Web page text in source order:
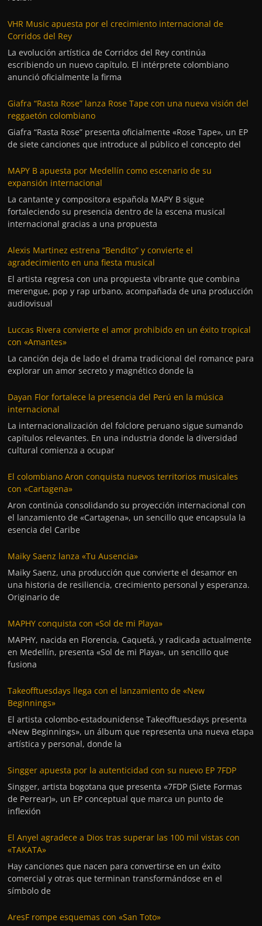
VHR Music apuesta por el crecimiento internacional de
Corridos del Rey
La evolución artística de Corridos del Rey continúa
escribiendo un nuevo capítulo. El intérprete colombiano
anunció oficialmente la firma
Giafra “Rasta Rose” lanza Rose Tape con una nueva visión del
reggaetón colombiano
Giafra “Rasta Rose” presenta oficialmente «Rose Tape», un EP
de siete canciones que introduce al público el concepto del
MAPY B apuesta por Medellín como escenario de su
expansión internacional
La cantante y compositora española MAPY B sigue
fortaleciendo su presencia dentro de la escena musical
internacional gracias a una propuesta
Alexis Martinez estrena “Bendito” y convierte el
agradecimiento en una fiesta musical
El artista regresa con una propuesta vibrante que combina
merengue, pop y rap urbano, acompañada de una producción
audiovisual
Luccas Rivera convierte el amor prohibido en un éxito tropical
con «Amantes»
La canción deja de lado el drama tradicional del romance para
explorar un amor secreto y magnético donde la
Dayan Flor fortalece la presencia del Perú en la música
internacional
La internacionalización del folclore peruano sigue sumando
capítulos relevantes. En una industria donde la diversidad
cultural comienza a ocupar
El colombiano Aron conquista nuevos territorios musicales
con «Cartagena»
Aron continúa consolidando su proyección internacional con
el lanzamiento de «Cartagena», un sencillo que encapsula la
esencia del Caribe
Maiky Saenz lanza «Tu Ausencia»
Maiky Saenz, una producción que convierte el desamor en
una historia de resiliencia, crecimiento personal y esperanza.
Originario de
MAPHY conquista con «Sol de mi Playa»
MAPHY, nacida en Florencia, Caquetá, y radicada actualmente
en Medellín, presenta «Sol de mi Playa», un sencillo que
fusiona
Takeofftuesdays llega con el lanzamiento de «New
Beginnings»
El artista colombo-estadounidense Takeofftuesdays presenta
«New Beginnings», un álbum que representa una nueva etapa
artística y personal, donde la
Singger apuesta por la autenticidad con su nuevo EP 7FDP
Singger, artista bogotana que presenta «7FDP (Siete Formas
de Perrear)», un EP conceptual que marca un punto de
inflexión
El Anyel agradece a Dios tras superar las 100 mil vistas con
«TAKATA»
Hay canciones que nacen para convertirse en un éxito
comercial y otras que terminan transformándose en el
símbolo de
AresF rompe esquemas con «San Toto»